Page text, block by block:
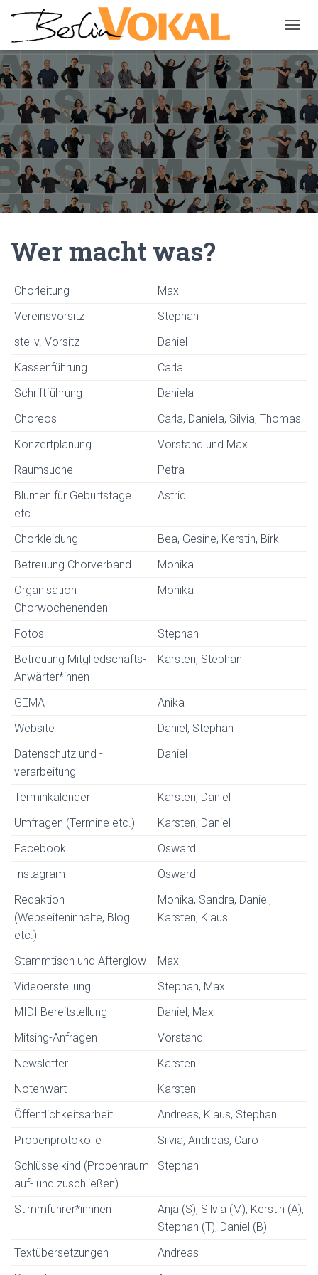
A
V
I
G
T
I
O
N
M
C
Wer macht was?
Chorleitung
Max
Vereinsvorsitz
Stephan
stellv. Vorsitz
Daniel
Kassenführung
Carla
Schriftführung
Daniela
Choreos
Carla, Daniela, Silvia, Thomas
Konzertplanung
Vorstand und Max
Raumsuche
Petra
Blumen für Geburtstage
etc.
Astrid
Chorkleidung
Bea, Gesine, Kerstin, Birk
Betreuung Chorverband
Monika
Organisation
Chorwochenenden
Monika
Fotos
Stephan
Betreuung Mitgliedschafts-
Anwärter*innen
Karsten, Stephan
GEMA
Anika
Website
Daniel, Stephan
Datenschutz und -
verarbeitung
Daniel
Terminkalender
Karsten, Daniel
Umfragen (Termine etc.)
Karsten, Daniel
Facebook
Osward
Instagram
Osward
Redaktion
(Webseiteninhalte, Blog
etc.)
Monika, Sandra, Daniel,
Karsten, Klaus
Stammtisch und Afterglow
Max
Videoerstellung
Stephan, Max
MIDI Bereitstellung
Daniel, Max
Mitsing-Anfragen
Vorstand
Newsletter
Karsten
Notenwart
Karsten
Öffentlichkeitsarbeit
Andreas, Klaus, Stephan
Probenprotokolle
Silvia, Andreas, Caro
Schlüsselkind (Probenraum
auf- und zuschließen)
Stephan
Stimmführer*innnen
Anja (S), Silvia (M), Kerstin (A),
Stephan (T), Daniel (B)
Textübersetzungen
Andreas